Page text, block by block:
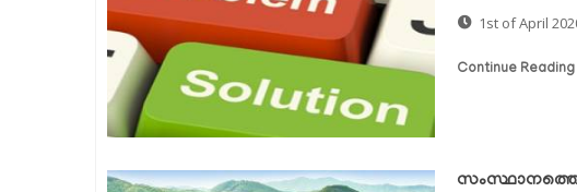
1st of April
Continue Reading